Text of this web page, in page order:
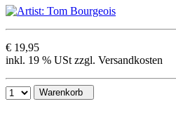
€ 19,95
inkl. 19 % USt zzgl. Versandkosten
Warenkorb